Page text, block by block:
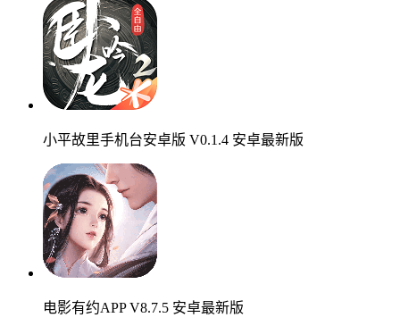
小平故里手机台安卓版 V0.1.4 安卓最新版
电影有约APP V8.7.5 安卓最新版